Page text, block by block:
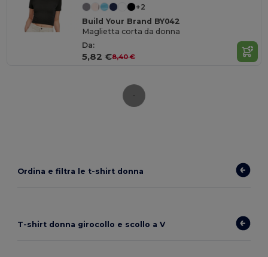
+2
Build Your Brand BY042
Maglietta corta da donna
Da:
5,82 €8,40 €
Ordina e filtra le t-shirt donna
T-shirt donna girocollo e scollo a V